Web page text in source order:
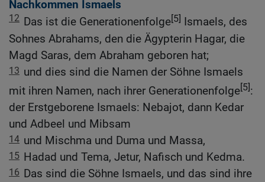
Nachkommen Ismaels
12 Das ist die Generationenfolge[5] Ismaels, des
Sohnes Abrahams, den die Ägypterin Hagar, die
Magd Saras, dem Abraham geboren hat;
13 und dies sind die Namen der Söhne Ismaels
mit ihren Namen, nach ihrer Generationenfolge[5]:
der Erstgeborene Ismaels: Nebajot, dann Kedar
und Adbeel und Mibsam
14 und Mischma und Duma und Massa,
15 Hadad und Tema, Jetur, Nafisch und Kedma.
16 Das sind die Söhne Ismaels, und das sind ihre